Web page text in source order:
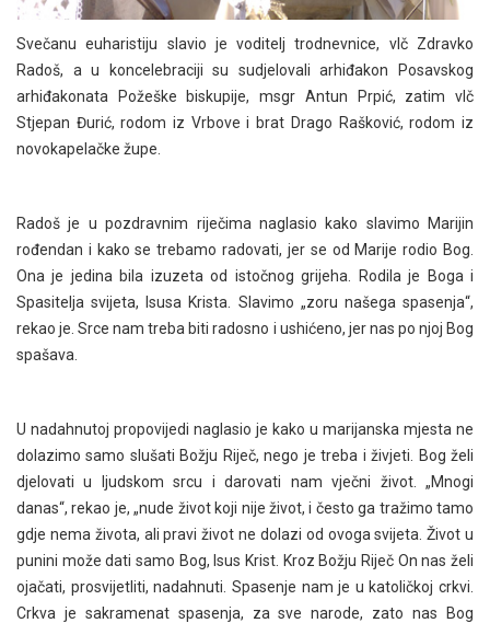
Svečanu euharistiju slavio je voditelj trodnevnice, vlč Zdravko
Radoš, a u koncelebraciji su sudjelovali arhiđakon Posavskog
arhiđakonata Požeške biskupije, msgr Antun Prpić, zatim vlč
Stjepan Đurić, rodom iz Vrbove i brat Drago Rašković, rodom iz
novokapelačke župe.
Radoš je u pozdravnim riječima naglasio kako slavimo Marijin
rođendan i kako se trebamo radovati, jer se od Marije rodio Bog.
Ona je jedina bila izuzeta od istočnog grijeha. Rodila je Boga i
Spasitelja svijeta, Isusa Krista. Slavimo „zoru našega spasenja“,
rekao je. Srce nam treba biti radosno i ushićeno, jer nas po njoj Bog
spašava.
U nadahnutoj propovijedi naglasio je kako u marijanska mjesta ne
dolazimo samo slušati Božju Riječ, nego je treba i živjeti. Bog želi
djelovati u ljudskom srcu i darovati nam vječni život. „Mnogi
danas“, rekao je, „nude život koji nije život, i često ga tražimo tamo
gdje nema života, ali pravi život ne dolazi od ovoga svijeta. Život u
punini može dati samo Bog, Isus Krist. Kroz Božju Riječ On nas želi
ojačati, prosvijetliti, nadahnuti. Spasenje nam je u katoličkoj crkvi.
Crkva je sakramenat spasenja, za sve narode, zato nas Bog